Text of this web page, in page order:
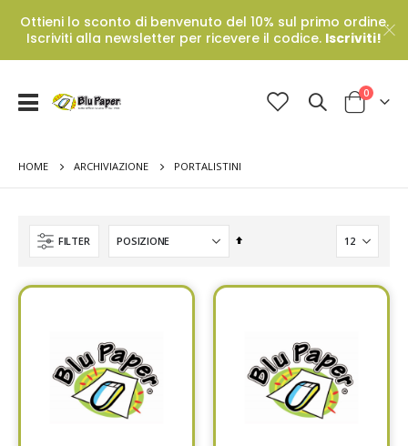
Ottieni lo sconto di benvenuto del 10% sul primo ordine.
Iscriviti alla newsletter per ricevere il codice. Iscriviti!
Toggle
Cart
0Prodotti
HOME ARCHIVIAZIONE PORTALISTINI
FILTER
Set